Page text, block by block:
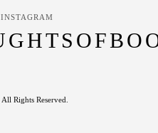
Rights Reserved.